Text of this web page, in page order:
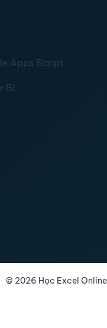
Apps Script
BI
© 2026 Học Excel